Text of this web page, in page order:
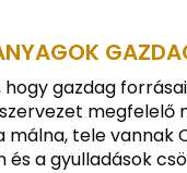
gazdag
megfelelő
málna, tele
a gyulladások